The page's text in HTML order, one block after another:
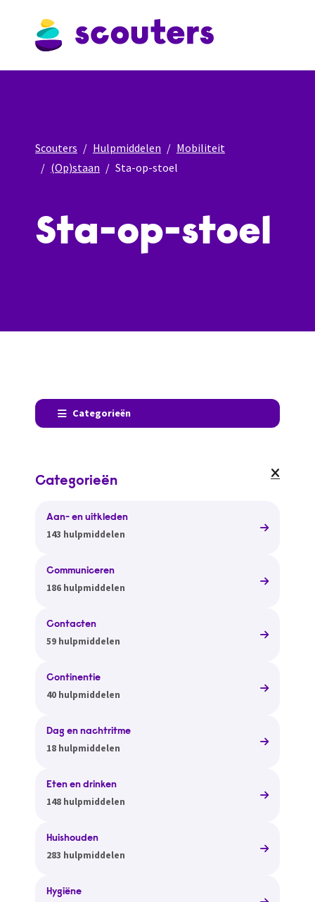
Scouters Hulpmiddelen
Mobiliteit
(Op)staan
Sta-op-stoel
Sta-op-stoel
Categorieën
Categorieën
Aan- en uitkleden
143 hulpmiddelen
Communiceren
186 hulpmiddelen
Contacten
59 hulpmiddelen
Continentie
40 hulpmiddelen
Dag en nachtritme
18 hulpmiddelen
Eten en drinken
148 hulpmiddelen
Huishouden
283 hulpmiddelen
Hygiëne